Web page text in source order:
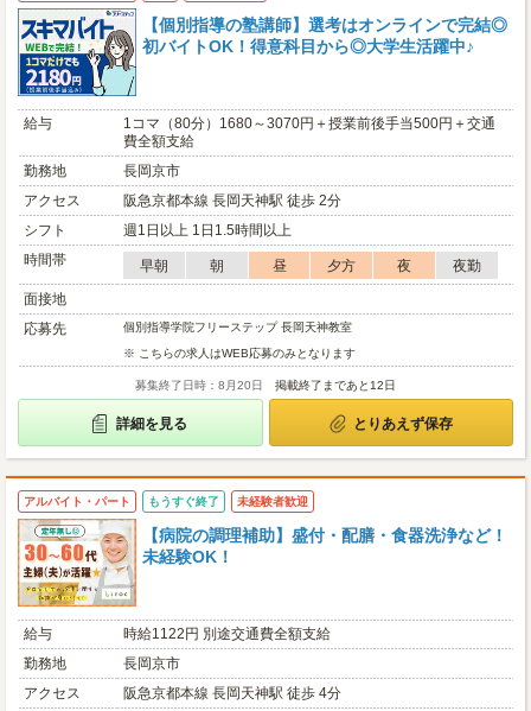
【個別指導の塾講師】選考はオンラインで完結◎
初バイトOK！得意科目から◎大学生活躍中♪
給与
1コマ（80分）1680～3070円＋授業前後手当500円＋交通
費全額支給
勤務地
長岡京市
アクセス
阪急京都本線 長岡天神駅 徒歩 2分
シフト
週1日以上 1日1.5時間以上
時間帯
早朝 朝 昼 夕方 夜
夜勤
面接地
応募先
個別指導学院フリーステップ 長岡天神教室
※ こちらの求人はWEB応募のみとなります
募集終了日時：8月20日 掲載終了まであと12日
詳細を見る とりあえず保存
アルバイト・パート もうすぐ終了 未経験者歓迎
【病院の調理補助】盛付・配膳・食器洗浄など！
未経験OK！
給与
時給1122円 別途交通費全額支給
勤務地
長岡京市
アクセス
阪急京都本線 長岡天神駅 徒歩 4分